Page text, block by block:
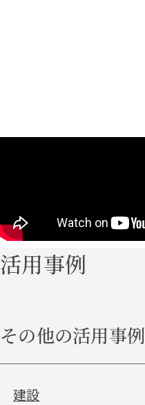
活用事例
その他の活用事例
建設